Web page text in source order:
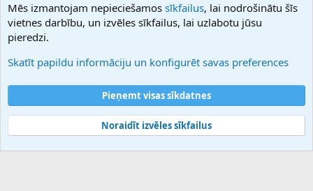
Hostmaria
Atbalsts
Palīdzība
Noteikumi un nosacījumi
Privātuma politika
Community platform by XenForo® © 2010-2025 XenForo Ltd.
Mēs izmantojam nepieciešamos sīkfailus, lai nodrošinātu šīs
vietnes darbību, un izvēles sīkfailus, lai uzlabotu jūsu
pieredzi.
Skatīt papildu informāciju un konfigurēt savas preferences
Pieņemt visas sīkdatnes
Noraidīt izvēles sīkfailus